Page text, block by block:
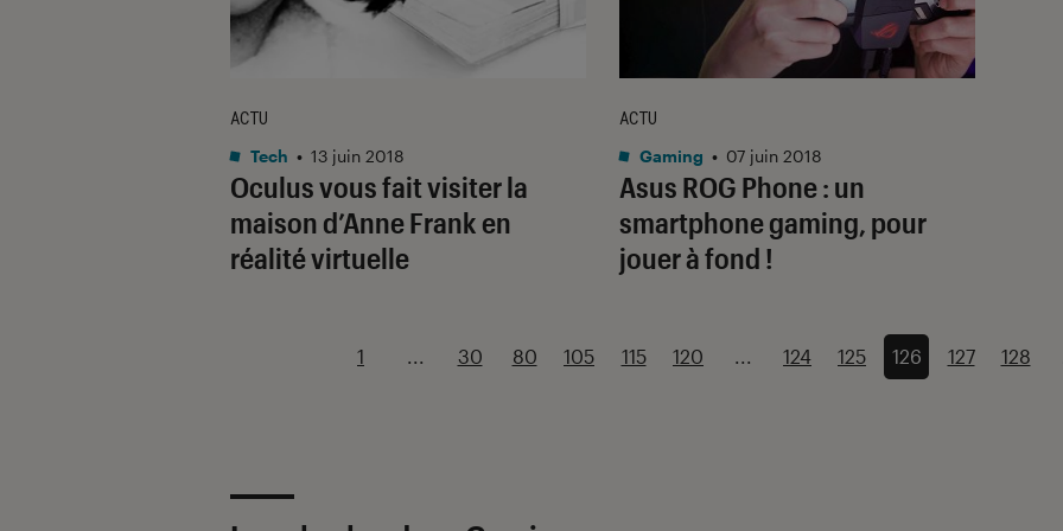
Oculus vous fait visiter la
maison d’Anne Frank en
réalité virtuelle
ACTU
Tech • 13 juin 2018
Asus ROG Phone : un
smartphone gaming, pour
jouer à fond !
ACTU
Gaming • 07 juin 2018
1 ... 30 80 105 115 120 ... 124 125 126 127 128